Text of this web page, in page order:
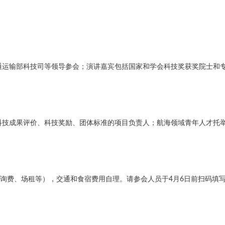
输部科技司等领导参会；演讲嘉宾包括国家和学会科技奖获奖院士
成果评价、科技奖励、团体标准的项目负责人；航海领域青年人才
费、场租等），交通和食宿费用自理。请参会人员于4月6日前扫码填